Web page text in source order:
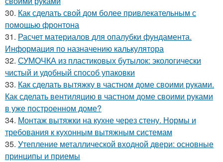
30. Как сделать свой дом более привлекательным с
помощью фронтона
31. Расчет материалов для опалубки фундамента.
Информация по назначению калькулятора
32. СУМОЧКА из пластиковых бутылок: экологически
чистый и удобный способ упаковки
33. Как сделать вытяжку в частном доме своими руками.
Как сделать вентиляцию в частном доме своими руками
в уже построенном доме?
34. Монтаж вытяжки на кухне через стену. Нормы и
требования к кухонным вытяжным системам
35. Утепление металлической входной двери: основные
принципы и приемы